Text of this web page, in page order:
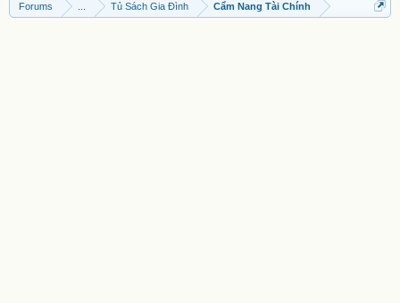
Forums Tủ Sách Gia Đình Cẩm Nang Tài Chính